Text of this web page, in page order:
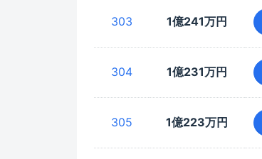
303 1億241万円
304 1億231万円
305 1億223万円